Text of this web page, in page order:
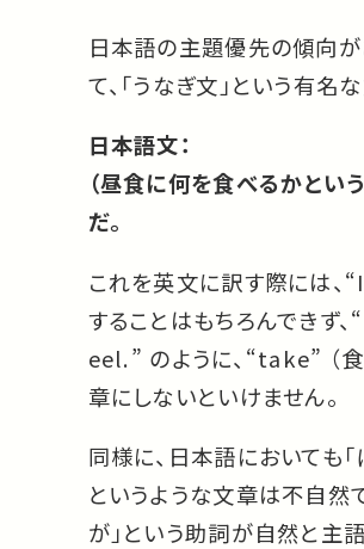
日本語の主題優先の傾向
て、「うなぎ文」という有名
日本語文：
（昼食に何を食べるかとい
だ。
これを英文に訳す際には
することはもちろんできず
eel.” のように、“take” （
章にしないといけません。
同様に、日本語においても「
というような文章は不自然
が」という助詞が自然と主